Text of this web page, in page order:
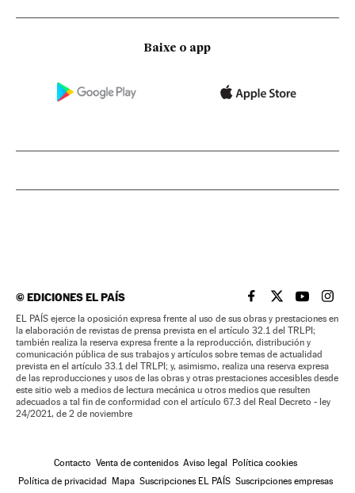
Baixe o app
©EDICIONES EL PAÍS EL PAÍS BRASIL EN
EL PAÍSEL PAÍS
EL
EL PAÍS ejerce la oposición expresa frente al uso de sus obras y prestaciones en
la elaboración de revistas de prensa prevista en el artículo 32.1 del TRLPI;
también realiza la reserva expresa frente a la reproducción, distribución y
comunicación pública de sus trabajos y artículos sobre temas de actualidad
prevista en el artículo 33.1 del TRLPI; y, asimismo, realiza una reserva expresa
de las reproducciones y usos de las obras y otras prestaciones accesibles desde
este sitio web a medios de lectura mecánica u otros medios que resulten
adecuados a tal fin de conformidad con el artículo 67.3 del Real Decreto - ley
24/2021, de 2 de noviembre
Contacto Venta de contenidos Aviso legal Política cookies
Política de privacidad Mapa Suscripciones EL PAÍS Suscripciones empresas